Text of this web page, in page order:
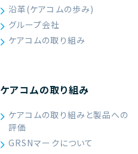
沿革(ケアコムの歩み)
グループ会社
ケアコムの取り組み
ケアコムの取り組み
ケアコムの取り組みと製品への
評価
GRSNマークについて